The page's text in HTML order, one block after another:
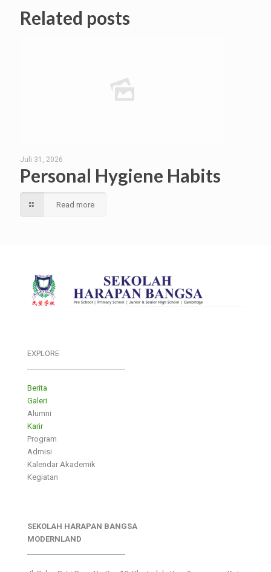
Related posts
Juli 31, 2026
Personal Hygiene Habits
Read more
EXPLORE
Berita
Galeri
Alumni
Karir
Program
Admisi
Kalendar Akademik
Kegiatan
SEKOLAH HARAPAN BANGSA
MODERNLAND